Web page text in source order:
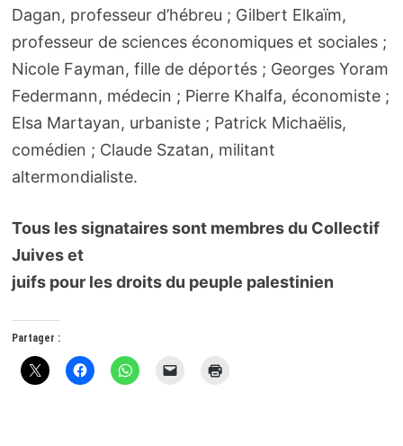
Dagan, professeur d’hébreu ; Gilbert Elkaïm,
professeur de sciences économiques et sociales ;
Nicole Fayman, fille de déportés ; Georges Yoram
Federmann, médecin ; Pierre Khalfa, économiste ;
Elsa Martayan, urbaniste ; Patrick Michaëlis,
comédien ; Claude Szatan, militant
altermondialiste.
Tous les signataires sont membres du Collectif
Juives et
juifs pour les droits du peuple palestinien
Partager :